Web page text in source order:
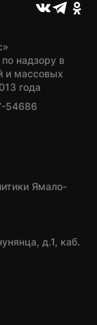
надзору в
и массовых
года
54686
Ямало-
д.1, каб.